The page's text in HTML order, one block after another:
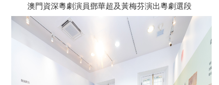
澳門資深粵劇演員鄧華超及黃梅芬演出粵劇選段